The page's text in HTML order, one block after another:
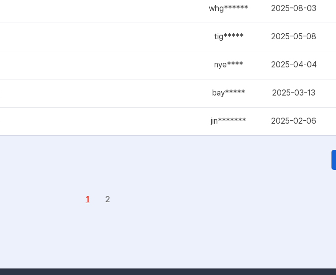
whg****** 2025-08-03
tig***** 2025-05-08
nye**** 2025-04-04
bay***** 2025-03-13
jin******* 2025-02-06
1 2